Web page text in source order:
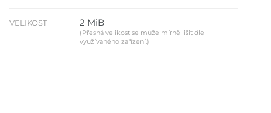
VELIKOST 2 MiB
(Přesná velikost se může mírně lišit dle
využívaného zařízení.)